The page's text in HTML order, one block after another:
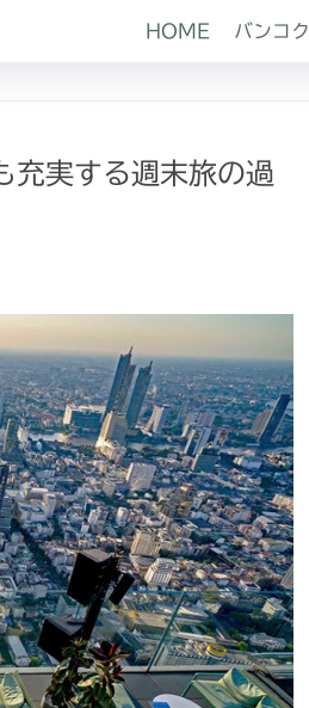
HOME バンコク
充実する週末旅の過